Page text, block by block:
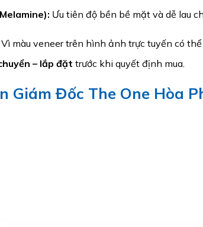
Ưu tiên độ bền bề mặt và dễ lau
Vì màu veneer trên hình ảnh trực tuyến có
– lắp đặt trước khi quyết định mua.
Giám Đốc The One Hòa